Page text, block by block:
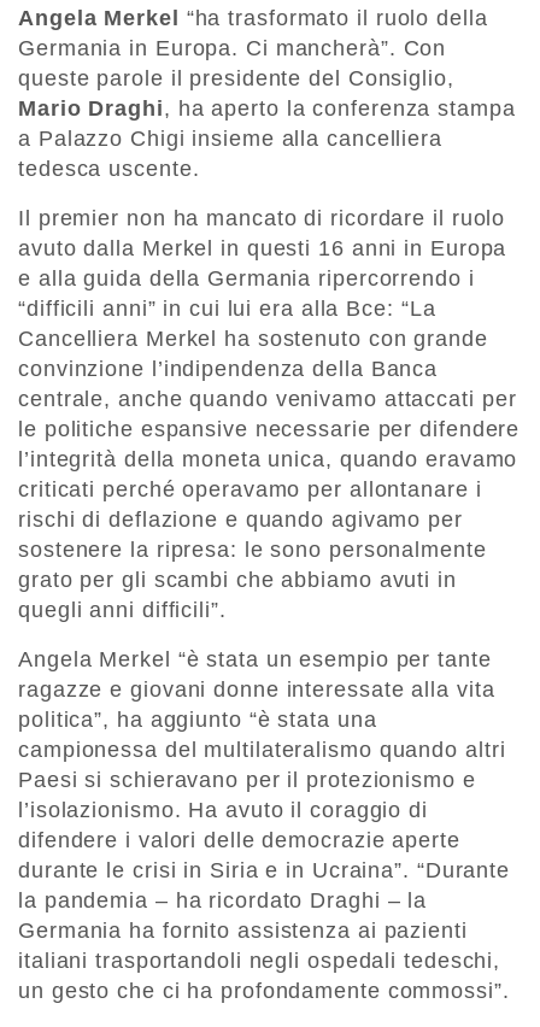
Angela Merkel
“ha trasformato il ruolo della
Germania in Europa. Ci mancherà”. Con
queste parole il presidente del Consiglio,
Mario Draghi, ha aperto la conferenza stampa
a Palazzo Chigi insieme alla cancelliera
tedesca uscente.
Il premier non ha mancato di ricordare il ruolo
avuto dalla Merkel in questi 16 anni in Europa
e alla guida della Germania ripercorrendo i
“difficili anni” in cui lui era alla Bce: “La
Cancelliera Merkel ha sostenuto con grande
convinzione l’indipendenza della Banca
centrale, anche quando venivamo attaccati per
le politiche espansive necessarie per difendere
l’integrità della moneta unica, quando eravamo
criticati perché operavamo per allontanare i
rischi di deflazione e quando agivamo per
sostenere la ripresa: le sono personalmente
grato per gli scambi che abbiamo avuti in
quegli anni difficili”.
Angela Merkel “è stata un esempio per tante
ragazze e giovani donne interessate alla vita
politica”, ha aggiunto “è stata una
campionessa del multilateralismo quando altri
Paesi si schieravano per il protezionismo e
l’isolazionismo. Ha avuto il coraggio di
difendere i valori delle democrazie aperte
durante le crisi in Siria e in Ucraina”. “Durante
la pandemia – ha ricordato Draghi – la
Germania ha fornito assistenza ai pazienti
italiani trasportandoli negli ospedali tedeschi,
un gesto che ci ha profondamente commossi”.